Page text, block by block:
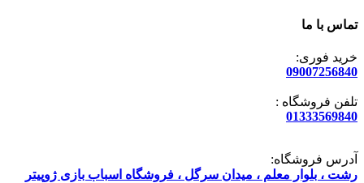
تماس با ما
خرید فوری:
09007256840
تلفن فروشگاه :
01333569840
آدرس فروشگاه:
رشت ، بلوار معلم ، میدان سرگل ، فروشگاه اسباب بازی ژوپیتر